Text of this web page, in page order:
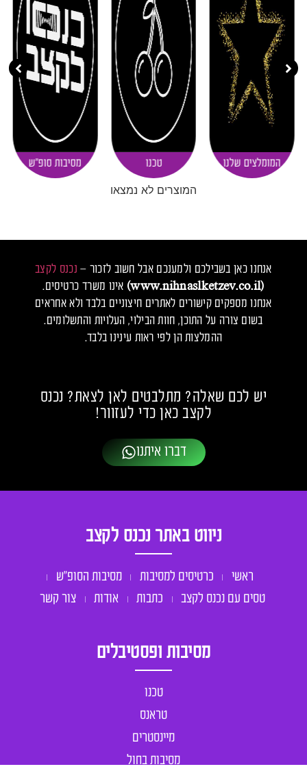
המומלצים שלנו טכנו מסיבות סופ"ש
המוצרים לא נמצאו
אנחנו כאן בשבילכם ולמענכם אבל חשוב לזכור – נכנס לקצב
(www.nihnaslketzev.co.il)
אינו משרד כרטיסים.
אנחנו מספקים קישורים לאתרים חיצוניים בלבד ולא אחראים
בשום צורה על התוכן, חוות הבילוי, העלויות והתשלומים.
ההמלצות הן לפי ראות עינינו בלבד.
יש לכם שאלה? מתלבטים לאן לצאת? נכנס
לקצב כאן כדי לעזוור!
דברו איתנו
מסיבות ופסטיבלים
טכנו
טראנס
מיינסטרים
מסיבות בחול
ניווט באתר נכנס לקצב
ראשי כרטיסים למסיבות
מסיבות הסופ״ש
טסים עם נכנס לקצב
כתבות אודות צור קשר